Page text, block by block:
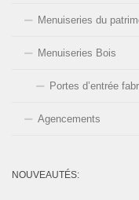
Menuiseries du
Menuiseries Bois
Portes d’entrée
Agencements
NOUVEAUTÉS: